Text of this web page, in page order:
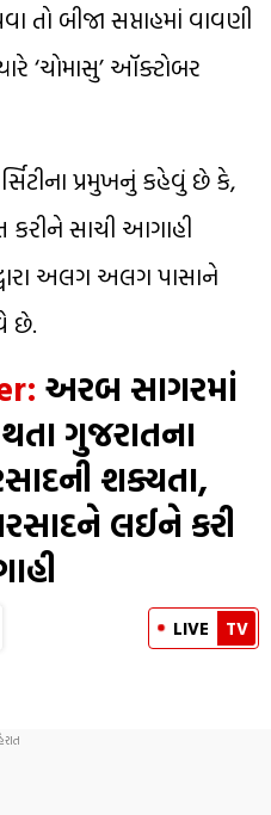
તો બીજા સપ્તાહમાં વાવણી
‘ચોમાસુ’ ઑક્ટોબર
પ્રમુખનું કહેવું છે કે,
સાચી આગાહી
અલગ અલગ પાસાને
છે.
અરબ સાગરમાં
ગુજરાતના
શક્યતા,
લઈને કરી
LIVE TV